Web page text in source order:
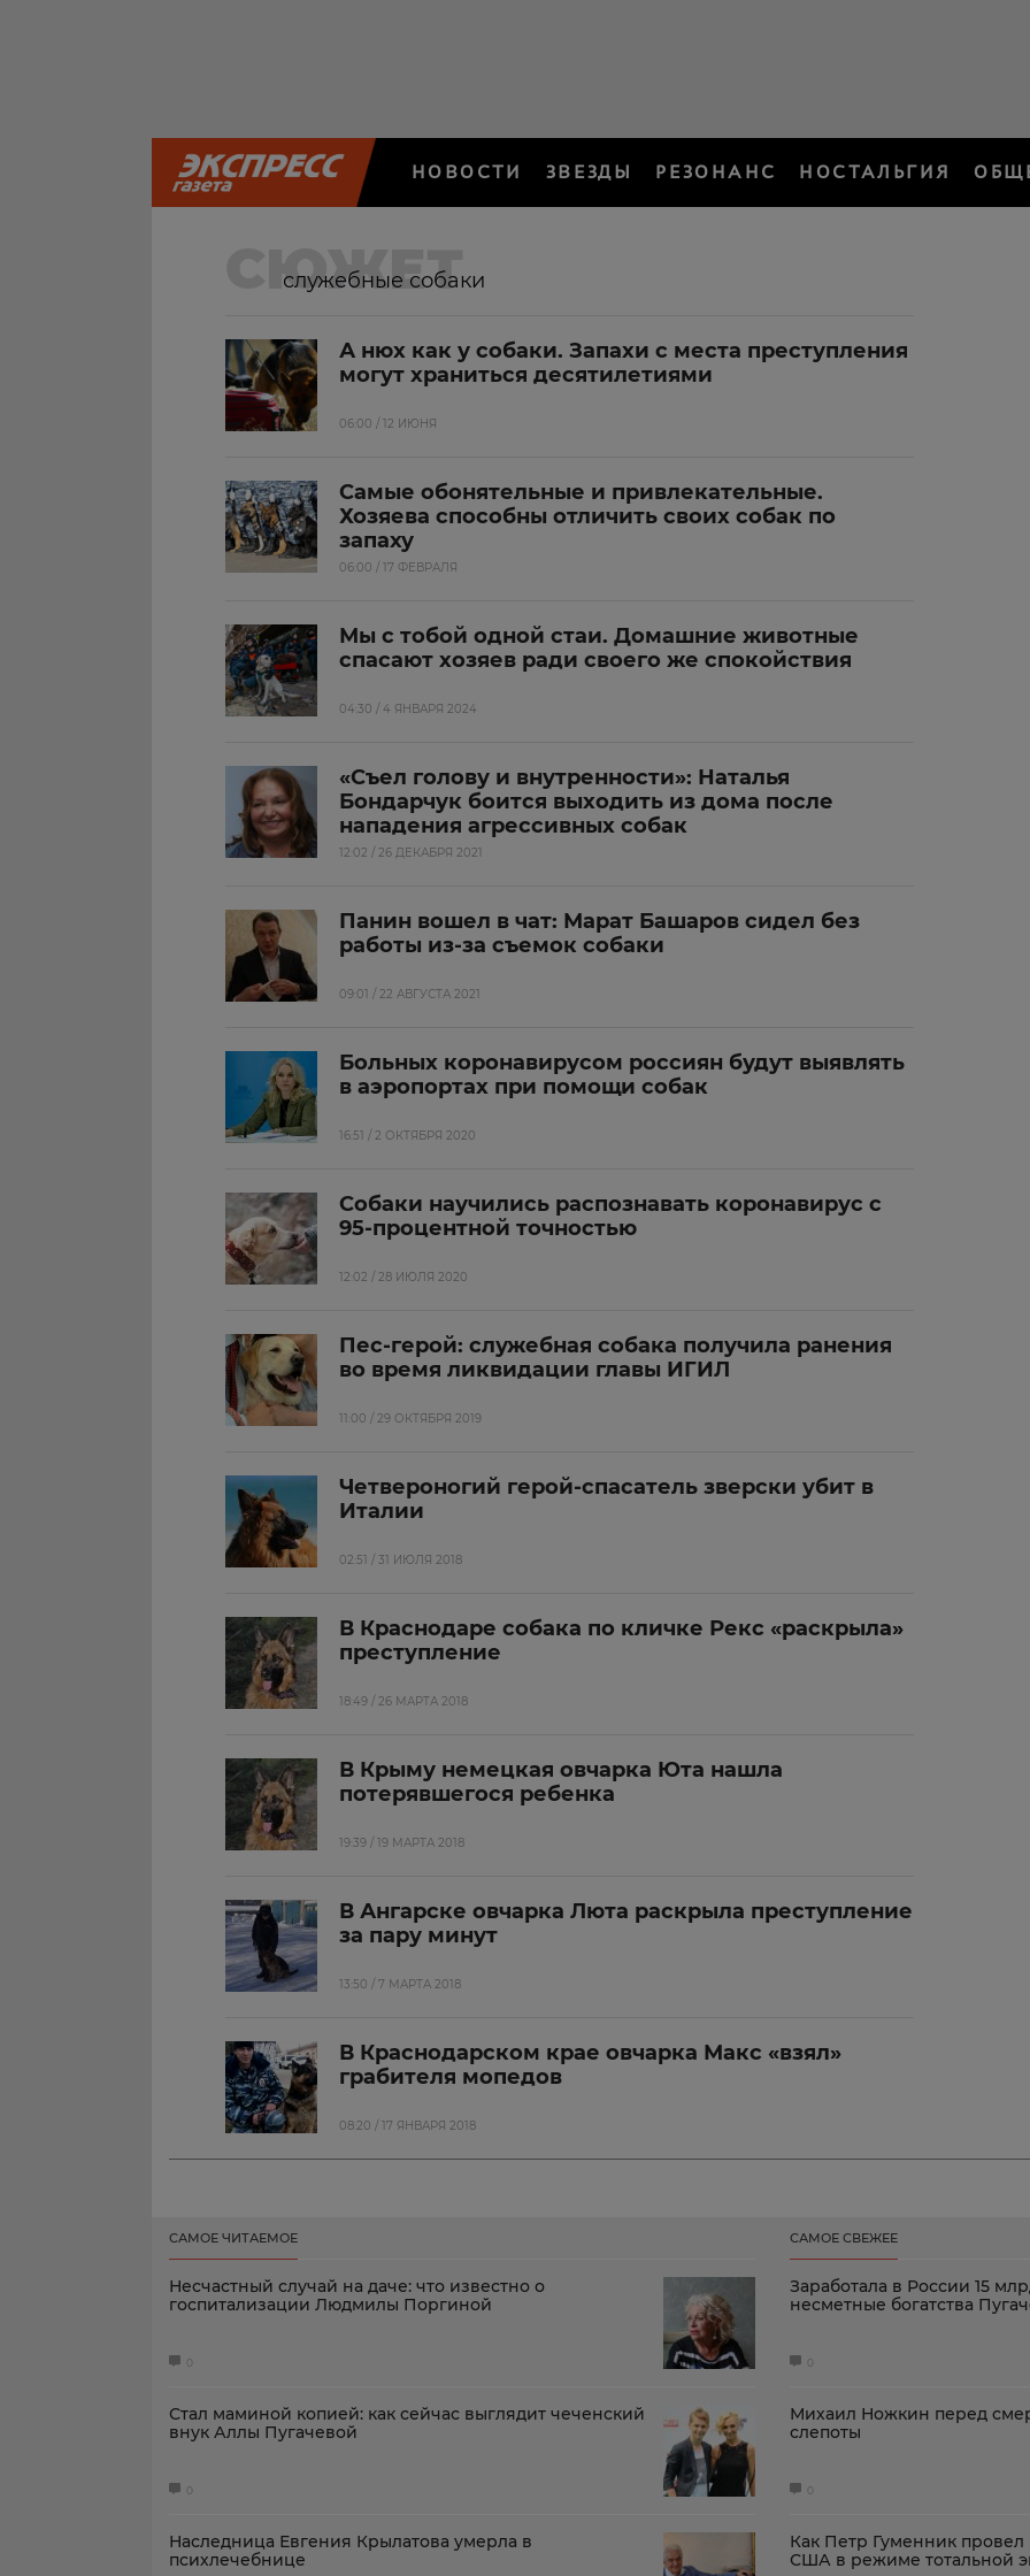
НОВОСТИ ЗВЕЗДЫ РЕЗОНАНС НОСТАЛЬГИЯ
СЮЖЕТ
служебные собаки
А нюх как у собаки. Запахи с места преступления
могут храниться десятилетиями
06:00 / 12 ИЮНЯ
Самые обонятельные и привлекательные.
Хозяева способны отличить своих собак по
запаху
06:00 / 17 ФЕВРАЛЯ
Мы с тобой одной стаи. Домашние животные
спасают хозяев ради своего же спокойствия
04:30 / 4 ЯНВАРЯ 2024
«Съел голову и внутренности»: Наталья
Бондарчук боится выходить из дома после
нападения агрессивных собак
12:02 / 26 ДЕКАБРЯ 2021
Панин вошел в чат: Марат Башаров сидел без
работы из-за съемок собаки
09:01 / 22 АВГУСТА 2021
Больных коронавирусом россиян будут выявлять
в аэропортах при помощи собак
16:51 / 2 ОКТЯБРЯ 2020
Собаки научились распознавать коронавирус с
95-процентной точностью
12:02 / 28 ИЮЛЯ 2020
Пес-герой: служебная собака получила ранения
во время ликвидации главы ИГИЛ
11:00 / 29 ОКТЯБРЯ 2019
Четвероногий герой-спасатель зверски убит в
Италии
02:51 / 31 ИЮЛЯ 2018
В Краснодаре собака по кличке Рекс «раскрыла»
преступление
18:49 / 26 МАРТА 2018
В Крыму немецкая овчарка Юта нашла
потерявшегося ребенка
19:39 / 19 МАРТА 2018
В Ангарске овчарка Люта раскрыла преступление
за пару минут
13:50 / 7 МАРТА 2018
В Краснодарском крае овчарка Макс «взял»
грабителя мопедов
08:20 / 17 ЯНВАРЯ 2018
САМОЕ ЧИТАЕМОЕ
Несчастный случай на даче: что известно о
госпитализации Людмилы Поргиной
0
Стал маминой копией: как сейчас выглядит чеченский
внук Аллы Пугачевой
0
Наследница Евгения Крылатова умерла в
психлечебнице
САМОЕ СВЕЖЕЕ
Заработала в России 15
несметные богатства
0
Михаил Ножкин перед
слепоты
0
Как Петр Гуменник провел
США в режиме тотальной